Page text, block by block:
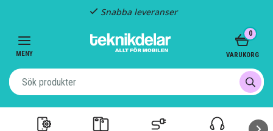
Snabba leveranser
MENY
0
VARUKORG